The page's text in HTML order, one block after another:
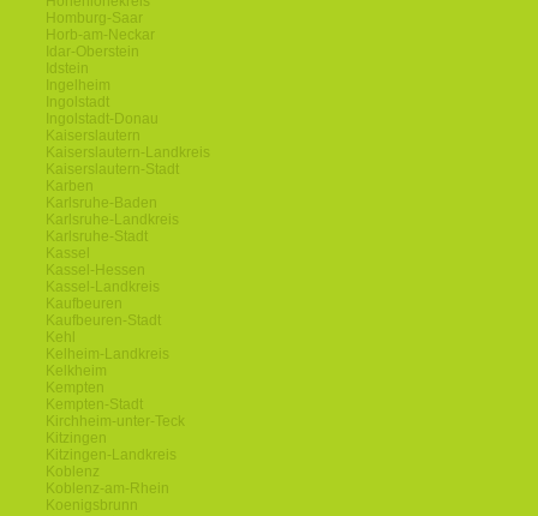
Homburg-Saar
Horb-am-Neckar
Idar-Oberstein
Idstein
Ingelheim
Ingolstadt
Ingolstadt-Donau
Kaiserslautern
Kaiserslautern-Landkreis
Kaiserslautern-Stadt
Karben
Karlsruhe-Baden
Karlsruhe-Landkreis
Karlsruhe-Stadt
Kassel
Kassel-Hessen
Kassel-Landkreis
Kaufbeuren
Kaufbeuren-Stadt
Kehl
Kelheim-Landkreis
Kelkheim
Kempten
Kempten-Stadt
Kirchheim-unter-Teck
Kitzingen
Kitzingen-Landkreis
Koblenz
Koblenz-am-Rhein
Koenigsbrunn